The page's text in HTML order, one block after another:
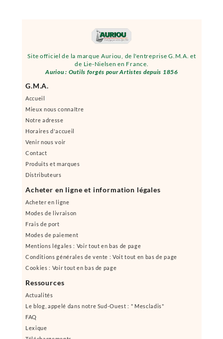
Site officiel de la marque Auriou, de l'entreprise G.M.A. et
de Lie-Nielsen en France.
Auriou : Outils forgés pour Artistes depuis 1856
G.M.A.
Accueil
Mieux nous connaître
Notre adresse
Horaires d'accueil
Venir nous voir
Contact
Produits et marques
Distributeurs
Acheter en ligne et information légales
Acheter en ligne
Modes de livraison
Frais de port
Modes de paiement
Mentions légales : Voir tout en bas de page
Conditions générales de vente : Voit tout en bas de page
Cookies : Voir tout en bas de page
Ressources
Actualités
Le blog, appelé dans notre Sud-Ouest : " Mescladis"
FAQ
Lexique